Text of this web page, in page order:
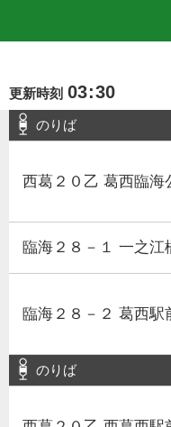
更新時刻 03:30
のりば
西葛２０乙 葛西臨海
臨海２８－１ 一之江
臨海２８－２ 葛西駅
のりば